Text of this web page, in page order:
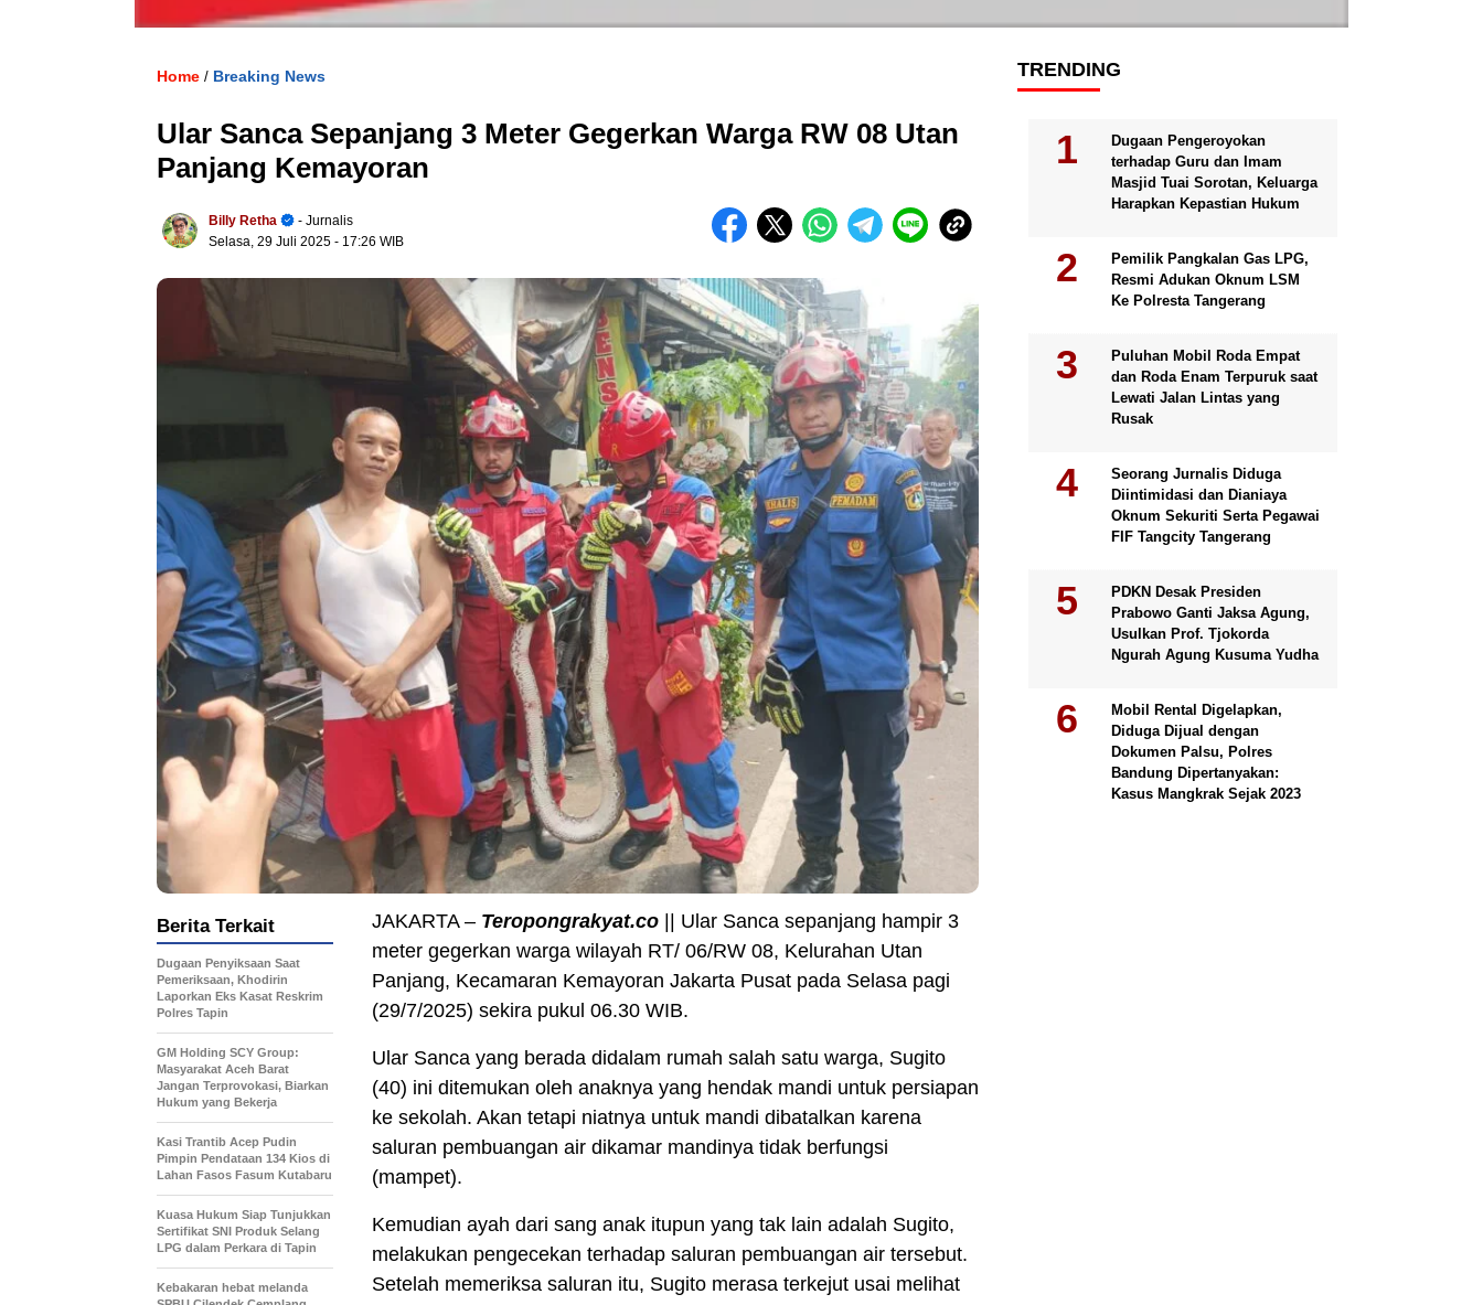
Home / Breaking News
Ular Sanca Sepanjang 3 Meter Gegerkan Warga RW 08 Utan
Panjang Kemayoran
Billy Retha
- Jurnalis
Selasa, 29 Juli 2025 - 17:26 WIB
JAKARTA – Teropongrakyat.co || Ular Sanca sepanjang hampir 3
meter gegerkan warga wilayah RT/ 06/RW 08, Kelurahan Utan
Panjang, Kecamaran Kemayoran Jakarta Pusat pada Selasa pagi
(29/7/2025) sekira pukul 06.30 WIB.
Ular Sanca yang berada didalam rumah salah satu warga, Sugito
(40) ini ditemukan oleh anaknya yang hendak mandi untuk persiapan
ke sekolah. Akan tetapi niatnya untuk mandi dibatalkan karena
saluran pembuangan air dikamar mandinya tidak berfungsi
(mampet).
Kemudian ayah dari sang anak itupun yang tak lain adalah Sugito,
melakukan pengecekan terhadap saluran pembuangan air tersebut.
Setelah memeriksa saluran itu, Sugito merasa terkejut usai melihat
Berita Terkait
Dugaan Penyiksaan Saat
Pemeriksaan, Khodirin
Laporkan Eks Kasat Reskrim
Polres Tapin
GM Holding SCY Group:
Masyarakat Aceh Barat
Jangan Terprovokasi, Biarkan
Hukum yang Bekerja
Kasi Trantib Acep Pudin
Pimpin Pendataan 134 Kios di
Lahan Fasos Fasum Kutabaru
Kuasa Hukum Siap Tunjukkan
Sertifikat SNI Produk Selang
LPG dalam Perkara di Tapin
Kebakaran hebat melanda
TRENDING
Dugaan Pengeroyokan
terhadap Guru dan Imam
Masjid Tuai Sorotan, Keluarga
Harapkan Kepastian Hukum
Pemilik Pangkalan Gas LPG,
Resmi Adukan Oknum LSM
Ke Polresta Tangerang
Puluhan Mobil Roda Empat
dan Roda Enam Terpuruk saat
Lewati Jalan Lintas yang
Rusak
Seorang Jurnalis Diduga
Diintimidasi dan Dianiaya
Oknum Sekuriti Serta Pegawai
FIF Tangcity Tangerang
PDKN Desak Presiden
Prabowo Ganti Jaksa Agung,
Usulkan Prof. Tjokorda
Ngurah Agung Kusuma Yudha
Mobil Rental Digelapkan,
Diduga Dijual dengan
Dokumen Palsu, Polres
Bandung Dipertanyakan:
Kasus Mangkrak Sejak 2023